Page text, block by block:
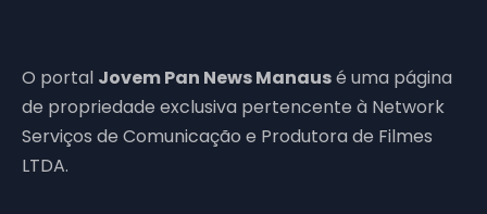
O portal Jovem Pan News Manausé uma página
de propriedade exclusiva pertencente à Network
Serviços de Comunicação e Produtora de Filmes
LTDA.